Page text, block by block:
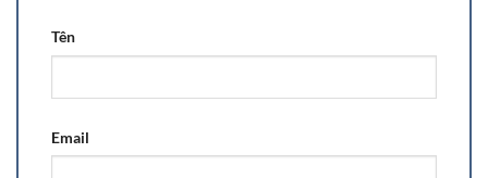
Tên
Email